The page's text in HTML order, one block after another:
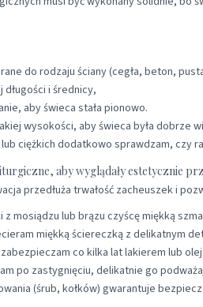
do rodzaju ściany (cegła, beton,
i średnicy,
aby świeca stała pionowo.
wysokości, aby świeca była
ciężkich dodatkowo sprawdzam, czy
aby wyglądały estetycznie
przedłuża trwałość zacheuszek i
z mosiądzu lub brązu czyścę miękką
miękką ściereczką z delikatnym
co kilka lat lakierem lub
po zastygnięciu, delikatnie go
(śrub, kołków) gwarantuje